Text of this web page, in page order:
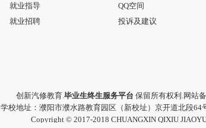
就业指导
就业招聘
QQ空间
投诉及建议
创新汽修教育. 毕业生终生服务平台 保留所有权利.网站
学校地址：濮阳市濮水路教育园区（新校址）京开道北段64
Copyright © 2017-2018 CHUANGXIN QIXIU